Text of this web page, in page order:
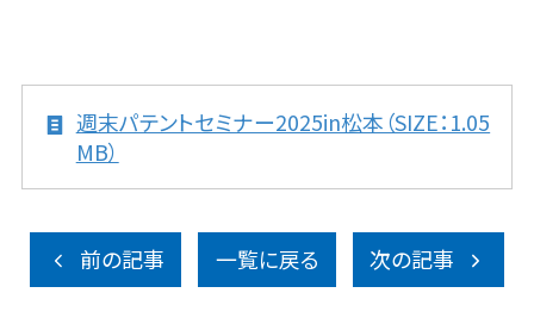
週末パテントセミナー2025in松本（SIZE：1.05
MB）
前の記事 一覧に戻る 次の記事